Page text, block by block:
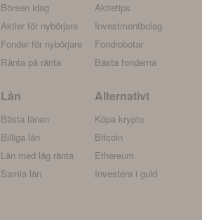
Börsen idag
Aktier för nybörjare
Fonder för nybörjare
Ränta på ränta
Aktietips
Investmentbolag
Fondrobotar
Bästa fonderna
Lån
Bästa lånen
Billiga lån
Lån med låg ränta
Samla lån
Alternativt
Köpa krypto
Bitcoin
Ethereum
Investera i guld